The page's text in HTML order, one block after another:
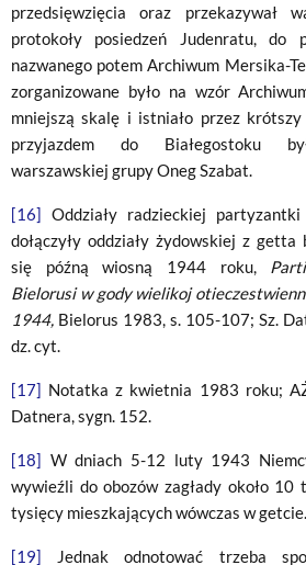
przedsięwzięcia oraz przekazywał
protokoły posiedzeń Judenratu, do
nazwanego potem Archiwum Mersika-
zorganizowane było na wzór
mniejszą skalę i istniało przez krótszy
przyjazdem do Białegostoku
warszawskiej grupy Oneg Szabat.
[16] Oddziały radzieckiej
dołączyły oddziały żydowskiej z getta
się późną wiosną 1944 roku,
Bielorusi w gody wielikoj
1944, Bielorus 1983, s. 105-107; Sz.
dz. cyt.
[17] Notatka z kwietnia 1983 roku;
Datnera, sygn. 152.
[18] W dniach 5-12 luty 1943
wywieźli do obozów zagłady około 10
tysięcy mieszkających wówczas w getcie.
[19] Jednak odnotować trzeba